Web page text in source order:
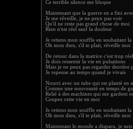
Ce terrible silence me bloque
Maintenant que la guerre en a fini
Je me réveille, je ne peux pas voir
Qu'il ne reste pas grand chose de moi
Rien n'est réel sauf la douleur
Je retiens mon souffle en souhaitant
Oh mon dieu, s'il te plait, réveille moi
De retour dans la matrice c'est trop réel
Je dois ressentir la vie en pulsations
Mais je ne peux pas regarder derrière
Je repense au temps quand je vivais
Nourri avec un tube qui est planté en
Comme une nouveauté en temps de
Relié à des machines qui me gardent
Coupez cette vie en moi
Je retiens mon souffle en souhaitant
Oh mon dieu, s'il te plait, réveille moi
Maintenant le monde a disparu, je suis